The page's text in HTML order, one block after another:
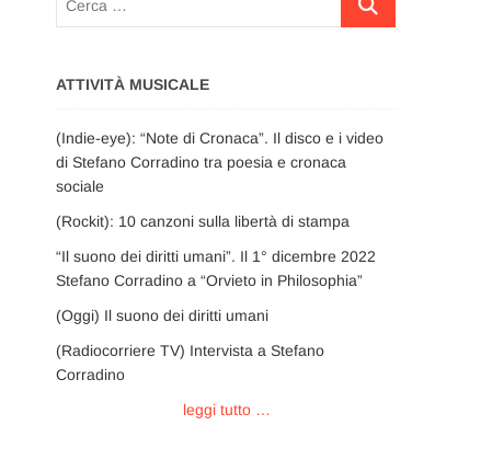
ATTIVITÀ MUSICALE
(Indie-eye): “Note di Cronaca”. Il disco e i video
di Stefano Corradino tra poesia e cronaca
sociale
(Rockit): 10 canzoni sulla libertà di stampa
“Il suono dei diritti umani”. Il 1° dicembre 2022
Stefano Corradino a “Orvieto in Philosophia”
(Oggi) Il suono dei diritti umani
(Radiocorriere TV) Intervista a Stefano
Corradino
leggi tutto …